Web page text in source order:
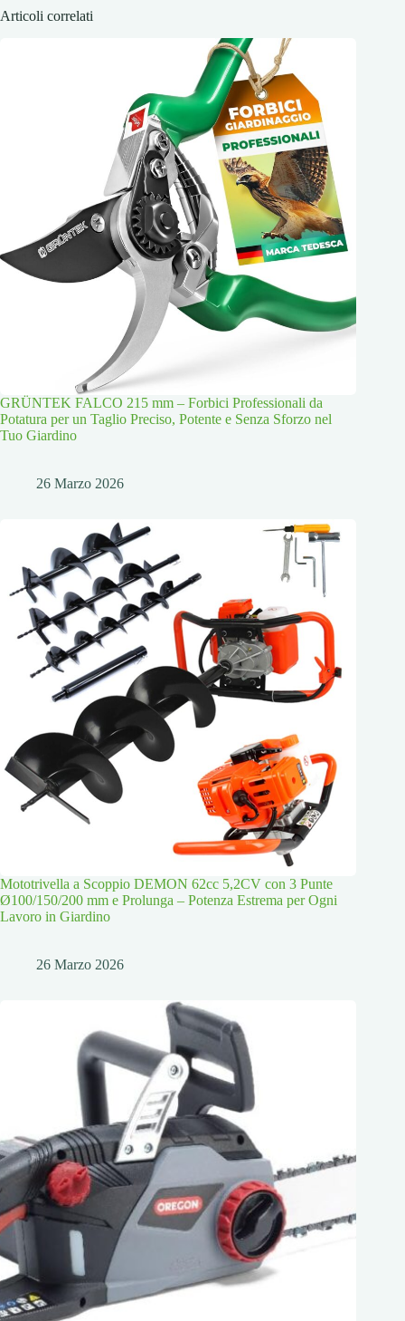
Articoli correlati
GRÜNTEK FALCO 215 mm – Forbici Professionali da
Potatura per un Taglio Preciso, Potente e Senza Sforzo nel
Tuo Giardino
26 Marzo 2026
Mototrivella a Scoppio DEMON 62cc 5,2CV con 3 Punte
Ø100/150/200 mm e Prolunga – Potenza Estrema per Ogni
Lavoro in Giardino
26 Marzo 2026